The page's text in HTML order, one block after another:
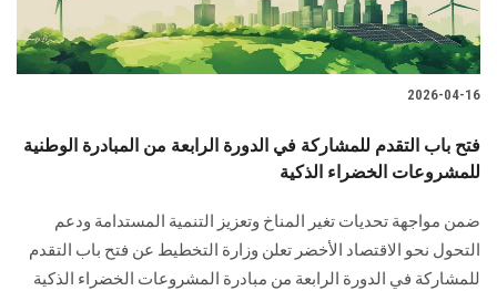
2026-04-16
فتح باب التقدم للمشاركة في الدورة الرابعة من المبادرة الوطنية
للمشروعات الخضراء الذكية
ضمن مواجهة تحديات تغير المناخ وتعزيز التنمية المستدامة ودعم
التحول نحو الاقتصاد الأخضر تعلن وزارة التخطيط عن فتح باب التقدم
للمشاركة في الدورة الرابعة من مبادرة المشروعات الخضراء الذكية